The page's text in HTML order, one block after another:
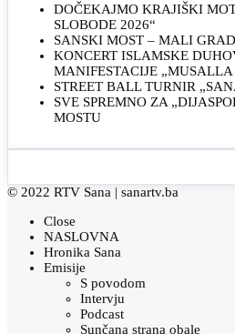
DOČEKAJMO KRAJIŠKI
SLOBODE 2026“
SANSKI MOST – MALI
KONCERT ISLAMSKE
MANIFESTACIJE „MUSALLA
STREET BALL TURNIR
SVE SPREMNO ZA
MOSTU
© 2022 RTV Sana | sanartv.ba
Close
NASLOVNA
Hronika Sana
Emisije
S povodom
Intervju
Podcast
Sunčana strana obale